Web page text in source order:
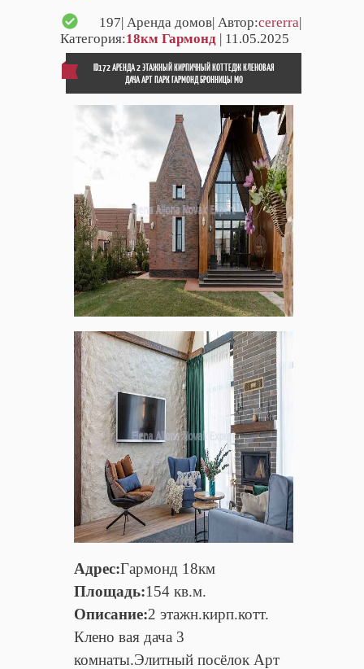
197| Аренда домов| Автор:cererra|
Категория:18км Гармонд | 11.05.2025
ID172 АРЕНДА 2 ЭТАЖНЫЙ КИРПИЧНЫЙ КОТТЕДЖ КЛЕНОВАЯ
ДАЧА АРТ ПАРК ГАРМОНД БРОННИЦЫ МО
Адрес:Гармонд 18км
Площадь:154 кв.м.
Описание:2 этажн.кирп.котт.
Клено вая дача 3
комнаты.Элитный посёлок Арт